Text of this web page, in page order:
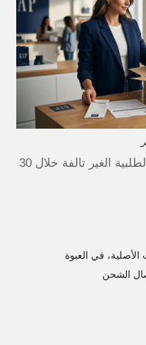
يقدم متجر Gap خدمة استرجاع الطلبية الغير تالفة خلال 30
الأصلية، في العبوة
الشحن